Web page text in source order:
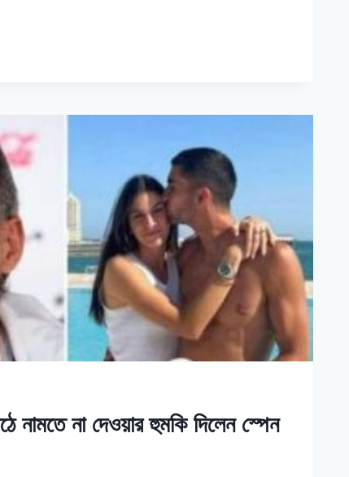
নামতে না দেওয়ার হুমকি দিলেন স্পেন